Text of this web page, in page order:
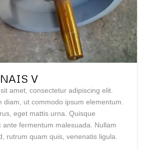
V
amet, consectetur adipiscing elit.
diam, ut commodo ipsum elementum.
eget mattis urna. Quisque
ante fermentum malesuada. Nullam
rutrum quam quis, venenatis ligula.